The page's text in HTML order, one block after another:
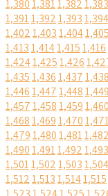
1,3801,3811,3821,383
1,3911,3921,3931,394
1,4021,4031,4041,405
1,4131,4141,4151,416
1,4241,4251,426
1,4351,4361,4371,438
1,4461,4471,4481,449
1,4571,4581,4591,460
1,4681,4691,470
1,4791,4801,4811,482
1,4901,4911,4921,493
1,5011,5021,5031,504
1,5121,5131,5141,515